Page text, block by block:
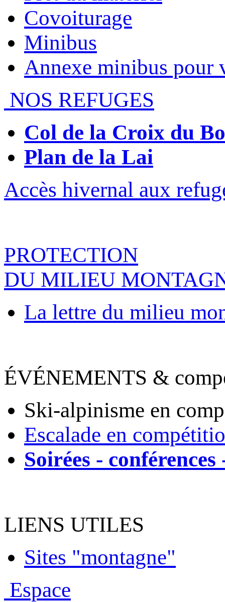
Covoiturage
Minibus
Annexe minibus pour
NOS REFUGES
Col de la Croix du
Plan de la Lai
Accès hivernal aux
PROTECTION
DU MILIEU
La lettre du milieu
ÉVÉNEMENTS &
Ski-alpinisme en
Escalade en
Soirées - conférences
LIENS UTILES
Sites "montagne"
Espace